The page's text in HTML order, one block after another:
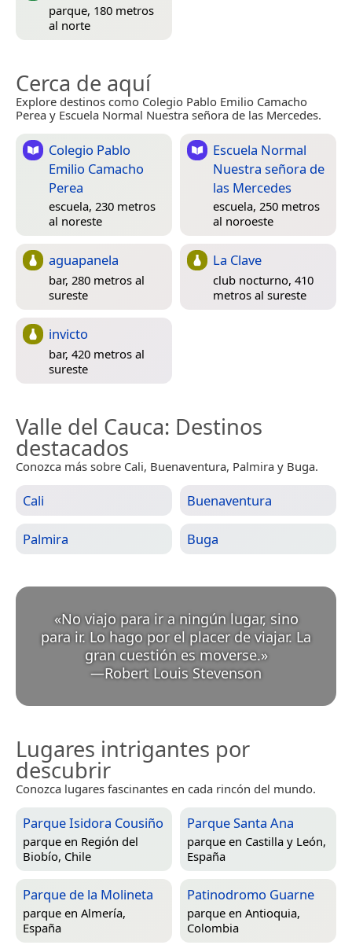
parque, 180 metros
al norte
Cerca de aquí
Explore destinos como Colegio Pablo Emilio Camacho
Perea y Escuela Normal Nuestra señora de las Mercedes.
Colegio Pablo
Emilio Camacho
Perea
escuela, 230 metros
al noreste
Escuela Normal
Nuestra señora de
las Mercedes
escuela, 250 metros
al noroeste
aguapanela
bar, 280 metros al
sureste
La Clave
club nocturno, 410
metros al sureste
invicto
bar, 420 metros al
sureste
Valle del Cauca: Destinos
destacados
Conozca más sobre Cali, Buenaventura, Palmira y Buga.
Cali Buenaventura
Palmira Buga
«No viajo para ir a ningún lugar, sino
para ir. Lo hago por el placer de viajar. La
gran cuestión es moverse. »
—Robert Louis Stevenson
Lugares intrigantes por
descubrir
Conozca lugares fascinantes en cada rincón del mundo.
Parque Isidora Cousiño
parque en Región del
Biobío, Chile
Parque Santa Ana
parque en Castilla y León,
España
Parque de la Molineta
parque en Almería,
España
Patinodromo Guarne
parque en Antioquia,
Colombia